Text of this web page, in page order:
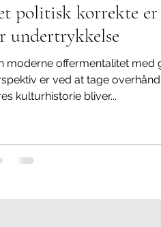
politisk korrekte
undertrykkelse
moderne offermentalitet med
er ved at tage
kulturhistorie bliver...